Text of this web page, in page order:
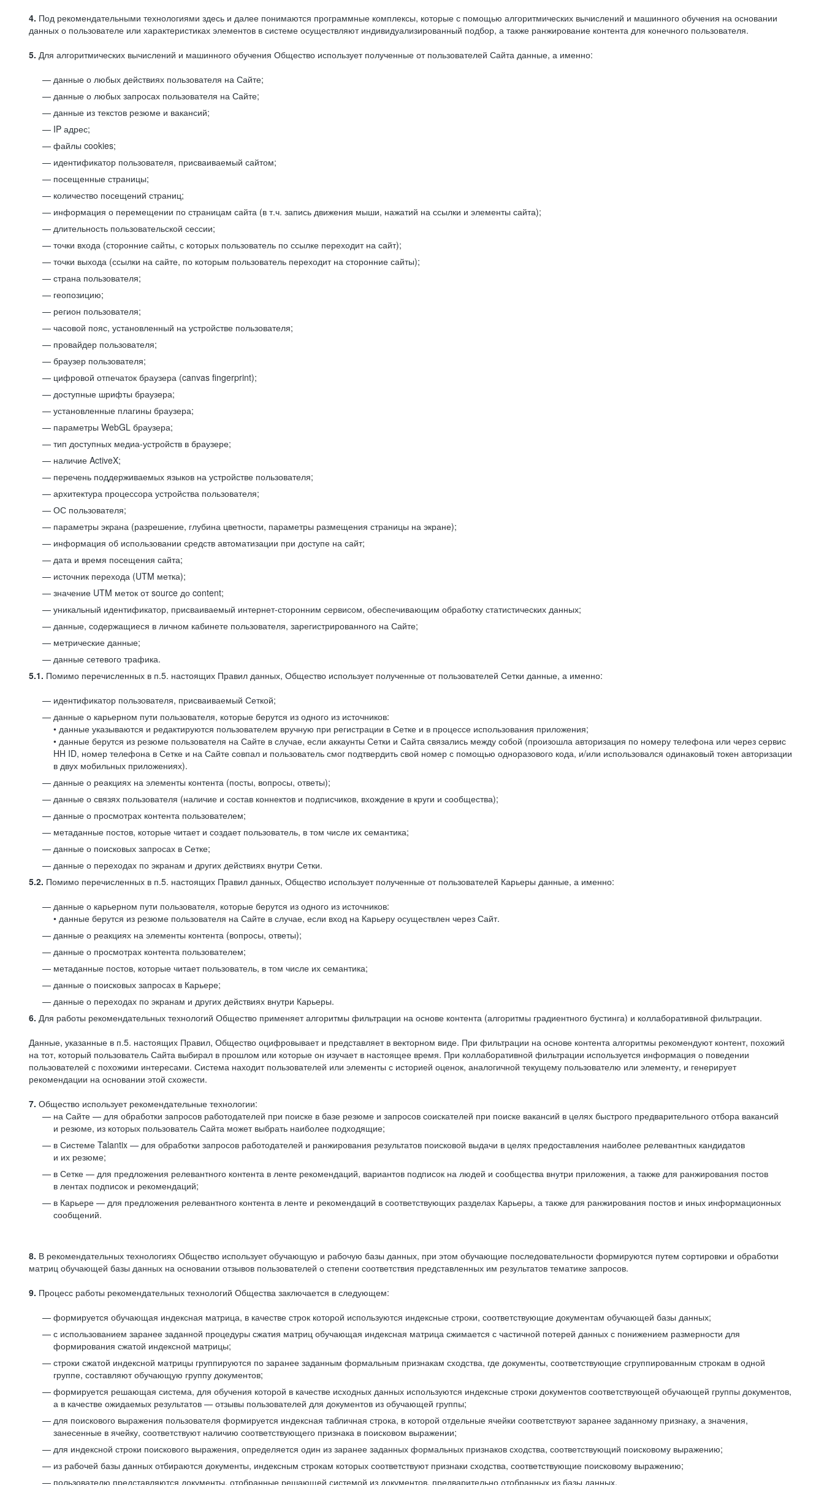
4. Под рекомендательными технологиями здесь и далее понимаются программные комплексы, которые с помощью алгоритмических вычислений и машинного обучения на основании
данных о пользователе или характеристиках элементов в системе осуществляют индивидуализированный подбор, а также ранжирование контента для конечного пользователя.
5. Для алгоритмических вычислений и машинного обучения Общество использует полученные от пользователей Сайта данные, а именно:
данные о любых действиях пользователя на Сайте;
данные о любых запросах пользователя на Сайте;
данные из текстов резюме и вакансий;
IP адрес;
файлы cookies;
идентификатор пользователя, присваиваемый сайтом;
посещенные страницы;
количество посещений страниц;
информация о перемещении по страницам сайта (в т.ч. запись движения мыши, нажатий на ссылки и элементы сайта);
длительность пользовательской сессии;
точки входа (сторонние сайты, с которых пользователь по ссылке переходит на сайт);
точки выхода (ссылки на сайте, по которым пользователь переходит на сторонние сайты);
страна пользователя;
геопозицию;
регион пользователя;
часовой пояс, установленный на устройстве пользователя;
провайдер пользователя;
браузер пользователя;
цифровой отпечаток браузера (canvas fingerprint);
доступные шрифты браузера;
установленные плагины браузера;
параметры WebGL браузера;
тип доступных медиа-устройств в браузере;
наличие ActiveX;
перечень поддерживаемых языков на устройстве пользователя;
архитектура процессора устройства пользователя;
ОС пользователя;
параметры экрана (разрешение, глубина цветности, параметры размещения страницы на экране);
информация об использовании средств автоматизации при доступе на сайт;
дата и время посещения сайта;
источник перехода (UTM метка);
значение UTM меток от source до content;
уникальный идентификатор, присваиваемый интернет-сторонним сервисом, обеспечивающим обработку статистических данных;
данные, содержащиеся в личном кабинете пользователя, зарегистрированного на Сайте;
метрические данные;
данные сетевого трафика.
5.1. Помимо перечисленных в п.5. настоящих Правил данных, Общество использует полученные от пользователей Сетки данные, а именно:
идентификатор пользователя, присваиваемый Сеткой;
данные о карьерном пути пользователя, которые берутся из одного из источников:
• данные указываются и редактируются пользователем вручную при регистрации в Сетке и в процессе использования приложения;
• данные берутся из резюме пользователя на Сайте в случае, если аккаунты Сетки и Сайта связались между собой (произошла авторизация по номеру телефона или через сервис
HH ID, номер телефона в Сетке и на Сайте совпал и пользователь смог подтвердить свой номер с помощью одноразового кода, и/или использовался одинаковый токен авторизации
в двух мобильных приложениях).
данные о реакциях на элементы контента (посты, вопросы, ответы);
данные о связях пользователя (наличие и состав коннектов и подписчиков, вхождение в круги и сообщества);
данные о просмотрах контента пользователем;
метаданные постов, которые читает и создает пользователь, в том числе их семантика;
данные о поисковых запросах в Сетке;
данные о переходах по экранам и других действиях внутри Сетки.
5.2. Помимо перечисленных в п.5. настоящих Правил данных, Общество использует полученные от пользователей Карьеры данные, а именно:
данные о карьерном пути пользователя, которые берутся из одного из источников:
• данные берутся из резюме пользователя на Сайте в случае, если вход на Карьеру осуществлен через Сайт.
данные о реакциях на элементы контента (вопросы, ответы);
данные о просмотрах контента пользователем;
метаданные постов, которые читает пользователь, в том числе их семантика;
данные о поисковых запросах в Карьере;
данные о переходах по экранам и других действиях внутри Карьеры.
6. Для работы рекомендательных технологий Общество применяет алгоритмы фильтрации на основе контента (алгоритмы градиентного бустинга) и коллаборативной фильтрации.
Данные, указанные в п.5. настоящих Правил, Общество оцифровывает и представляет в векторном виде. При фильтрации на основе контента алгоритмы рекомендуют контент, похожий
на тот, который пользователь Сайта выбирал в прошлом или которые он изучает в настоящее время. При коллаборативной фильтрации используется информация о поведении
пользователей с похожими интересами. Система находит пользователей или элементы с историей оценок, аналогичной текущему пользователю или элементу, и генерирует
рекомендации на основании этой схожести.
7. Общество использует рекомендательные технологии:
на Сайте — для обработки запросов работодателей при поиске в базе резюме и запросов соискателей при поиске вакансий в целях быстрого предварительного отбора вакансий
и резюме, из которых пользователь Сайта может выбрать наиболее подходящие;
в Системе Talantix — для обработки запросов работодателей и ранжирования результатов поисковой выдачи в целях предоставления наиболее релевантных кандидатов
и их резюме;
в Сетке — для предложения релевантного контента в ленте рекомендаций, вариантов подписок на людей и сообщества внутри приложения, а также для ранжирования постов
в лентах подписок и рекомендаций;
в Карьере — для предложения релевантного контента в ленте и рекомендаций в соответствующих разделах Карьеры, а также для ранжирования постов и иных информационных
сообщений.
8. В рекомендательных технологиях Общество использует обучающую и рабочую базы данных, при этом обучающие последовательности формируются путем сортировки и обработки
матриц обучающей базы данных на основании отзывов пользователей о степени соответствия представленных им результатов тематике запросов.
9. Процесс работы рекомендательных технологий Общества заключается в следующем:
формируется обучающая индексная матрица, в качестве строк которой используются индексные строки, соответствующие документам обучающей базы данных;
с использованием заранее заданной процедуры сжатия матриц обучающая индексная матрица сжимается с частичной потерей данных с понижением размерности для
формирования сжатой индексной матрицы;
строки сжатой индексной матрицы группируются по заранее заданным формальным признакам сходства, где документы, соответствующие сгруппированным строкам в одной
группе, составляют обучающую группу документов;
формируется решающая система, для обучения которой в качестве исходных данных используются индексные строки документов соответствующей обучающей группы документов,
а в качестве ожидаемых результатов — отзывы пользователей для документов из обучающей группы;
для поискового выражения пользователя формируется индексная табличная строка, в которой отдельные ячейки соответствуют заранее заданному признаку, а значения,
занесенные в ячейку, соответствуют наличию соответствующего признака в поисковом выражении;
для индексной строки поискового выражения, определяется один из заранее заданных формальных признаков сходства, соответствующий поисковому выражению;
из рабочей базы данных отбираются документы, индексным строкам которых соответствуют признаки сходства, соответствующие поисковому выражению;
пользователю представляются документы, отобранные решающей системой из документов, предварительно отобранных из базы данных.